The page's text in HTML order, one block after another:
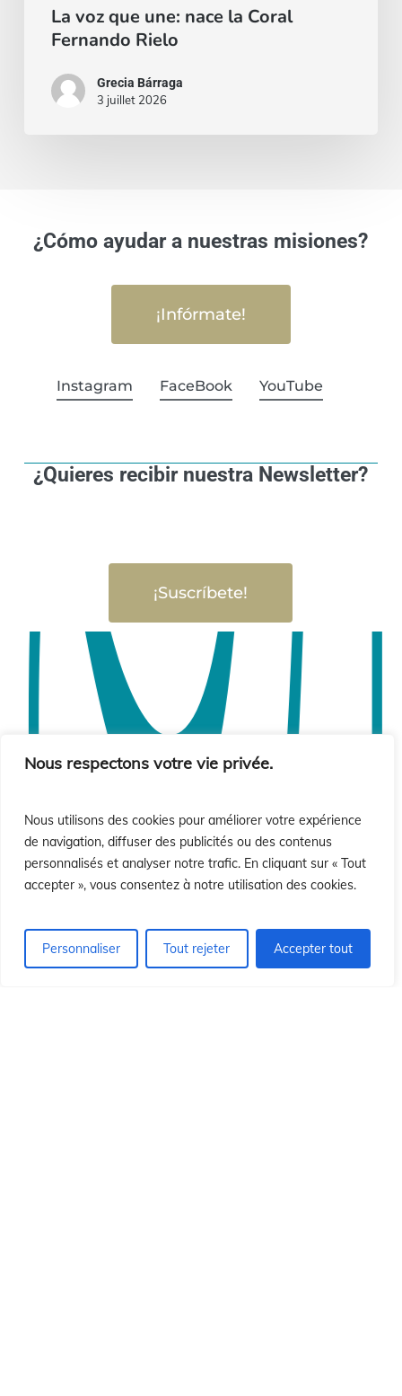
Nous respectons votre vie privée.
Nous utilisons des cookies pour améliorer votre expérience
de navigation, diffuser des publicités ou des contenus
personnalisés et analyser notre trafic. En cliquant sur « Tout
accepter », vous consentez à notre utilisation des cookies.
Personnaliser Tout rejeter Accepter tout
La voz que une: nace la Coral
Fernando Rielo
Grecia Bárraga
3 juillet 2026
¿Cómo ayudar a nuestras misiones?
¡Infórmate!
Instagram FaceBook YouTube
¿Quieres recibir nuestra Newsletter?
¡Suscríbete!